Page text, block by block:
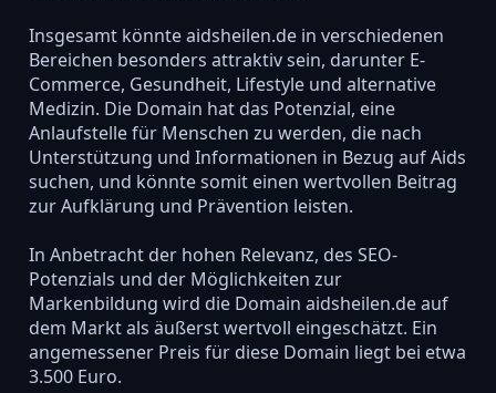
Insgesamt könnte aidsheilen.de in verschiedenen
Bereichen besonders attraktiv sein, darunter E-
Commerce, Gesundheit, Lifestyle und alternative
Medizin. Die Domain hat das Potenzial, eine
Anlaufstelle für Menschen zu werden, die nach
Unterstützung und Informationen in Bezug auf Aids
suchen, und könnte somit einen wertvollen Beitrag
zur Aufklärung und Prävention leisten.
In Anbetracht der hohen Relevanz, des SEO-
Potenzials und der Möglichkeiten zur
Markenbildung wird die Domain aidsheilen.de auf
dem Markt als äußerst wertvoll eingeschätzt. Ein
angemessener Preis für diese Domain liegt bei etwa
3.500 Euro.